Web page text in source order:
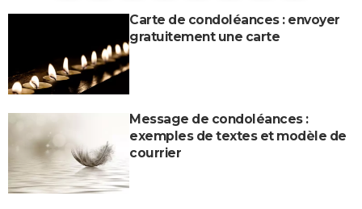
Carte de condoléances : envoyer
gratuitement une carte
Message de condoléances :
exemples de textes et modèle de
courrier